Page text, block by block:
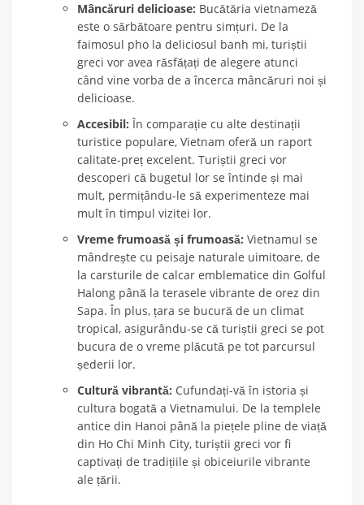
Mâncăruri delicioase: Bucătăria vietnameză
este o sărbătoare pentru simțuri. De la
faimosul pho la deliciosul banh mi, turiștii
greci vor avea răsfățați de alegere atunci
când vine vorba de a încerca mâncăruri noi și
delicioase.
Accesibil: În comparație cu alte destinații
turistice populare, Vietnam oferă un raport
calitate-preț excelent. Turiștii greci vor
descoperi că bugetul lor se întinde și mai
mult, permițându-le să experimenteze mai
mult în timpul vizitei lor.
Vreme frumoasă și frumoasă: Vietnamul se
mândrește cu peisaje naturale uimitoare, de
la carsturile de calcar emblematice din Golful
Halong până la terasele vibrante de orez din
Sapa. În plus, țara se bucură de un climat
tropical, asigurându-se că turiștii greci se pot
bucura de o vreme plăcută pe tot parcursul
șederii lor.
Cultură vibrantă: Cufundați-vă în istoria și
cultura bogată a Vietnamului. De la templele
antice din Hanoi până la piețele pline de viață
din Ho Chi Minh City, turiștii greci vor fi
captivați de tradițiile și obiceiurile vibrante
ale țării.